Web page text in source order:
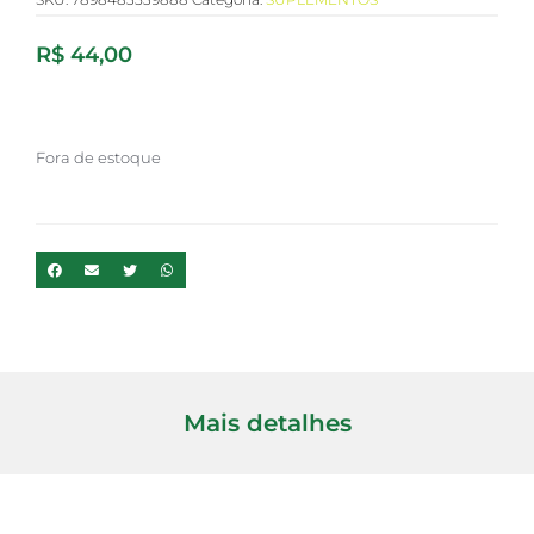
R$ 44,00
Fora de estoque
Mais detalhes